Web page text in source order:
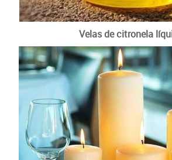
Velas de citronela